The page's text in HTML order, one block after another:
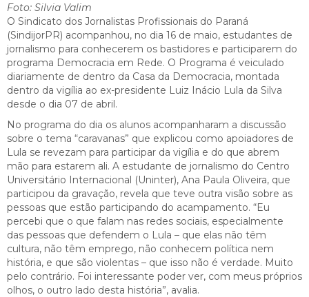
Foto: Silvia Valim
O Sindicato dos Jornalistas Profissionais do Paraná
(SindijorPR) acompanhou, no dia 16 de maio, estudantes de
jornalismo para conhecerem os bastidores e participarem do
programa Democracia em Rede. O Programa é veiculado
diariamente de dentro da Casa da Democracia, montada
dentro da vigília ao ex-presidente Luiz Inácio Lula da Silva
desde o dia 07 de abril.
No programa do dia os alunos acompanharam a discussão
sobre o tema “caravanas” que explicou como apoiadores de
Lula se revezam para participar da vigília e do que abrem
mão para estarem ali. A estudante de jornalismo do Centro
Universitário Internacional (Uninter), Ana Paula Oliveira, que
participou da gravação, revela que teve outra visão sobre as
pessoas que estão participando do acampamento. “Eu
percebi que o que falam nas redes sociais, especialmente
das pessoas que defendem o Lula – que elas não têm
cultura, não têm emprego, não conhecem política nem
história, e que são violentas – que isso não é verdade. Muito
pelo contrário. Foi interessante poder ver, com meus próprios
olhos, o outro lado desta história”, avalia.